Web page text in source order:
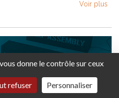
donne le contrôle sur ceux
refuser Personnaliser
Voir plus